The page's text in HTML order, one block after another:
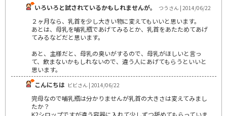
いろいろと試されているかもしれませんが。
つうさん | 2014/06/22
２ヶ月なら、乳首を少し大きい物に変えてもいいと思います。
あとは、母乳を哺乳瓶であげてみるとか、乳首をあたためてあげ
てみるなどだと思います。
あと、主様だと、母乳の臭いがするので、母乳がほしいと言っ
て、飲まないかもしれないので、違う人にあげてもらうといいと
思います。
こんにちは ビビさん | 2014/06/22
完母なので哺乳瓶は分かりませんが乳首の大きさは変えてみまし
たか？
K2シロップですが違う容器に入れて少しずつ舐めてもらっていま